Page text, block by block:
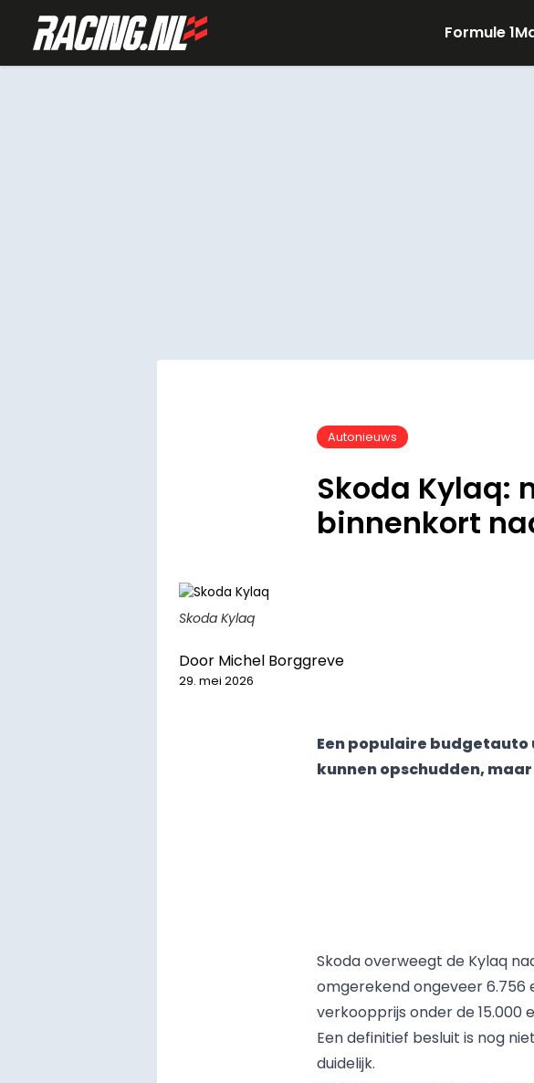
Formule 1
Autonieuws
Skoda Kylaq:
binnenkort
Skoda Kylaq
Door Michel Borggreve
29. mei 2026
Een populaire budgetauto
kunnen opschudden,
Skoda overweegt de Kylaq
omgerekend ongeveer 6.756
verkoopprijs onder de 15.000
Een definitief besluit is nog
duidelijk.